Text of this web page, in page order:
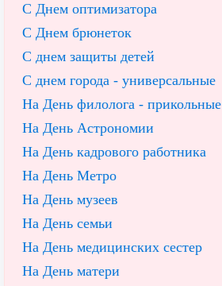
С Днем оптимизатора
С Днем брюнеток
С днем защиты детей
С днем города - универсальные
На День филолога - прикольные
На День Астрономии
На День кадрового работника
На День Метро
На День музеев
На День семьи
На День медицинских сестер
На День матери